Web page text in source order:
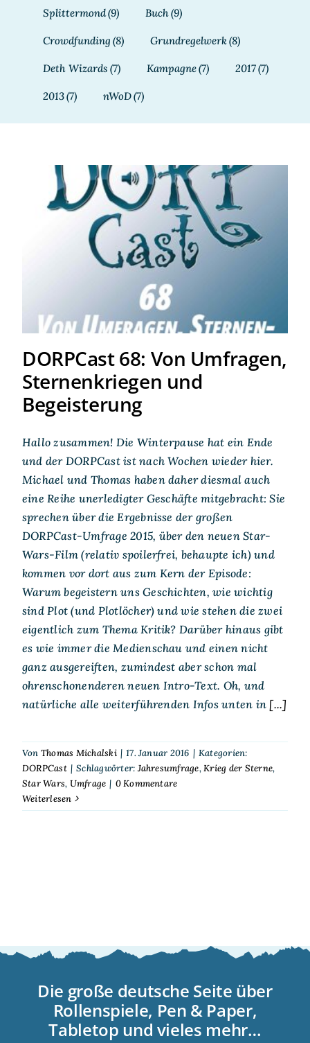
Splittermond(9) Buch(9)
Crowdfunding (8) Grundregelwerk(8)
Deth Wizards (7) Kampagne(7) 2017(7)
2013(7) nWoD(7)
DORPCast 68: Von
Umfragen, Sternenkriegen
und Begeisterung
DORPCast 68: Von Umfragen,
Sternenkriegen und
Begeisterung
Hallo zusammen! Die Winterpause hat ein Ende
und der DORPCast ist nach Wochen wieder hier.
Michael und Thomas haben daher diesmal auch
eine Reihe unerledigter Geschäfte mitgebracht: Sie
sprechen über die Ergebnisse der großen
DORPCast-Umfrage 2015, über den neuen Star-
Wars-Film (relativ spoilerfrei, behaupte ich) und
kommen vor dort aus zum Kern der Episode:
Warum begeistern uns Geschichten, wie wichtig
sind Plot (und Plotlöcher) und wie stehen die zwei
eigentlich zum Thema Kritik? Darüber hinaus gibt
es wie immer die Medienschau und einen nicht
ganz ausgereiften, zumindest aber schon mal
ohrenschonenderen neuen Intro-Text. Oh, und
natürliche alle weiterführenden Infos unten in [...]
Von Thomas Michalski | 17. Januar 2016 | Kategorien:
DORPCast | Schlagwörter: Jahresumfrage,Krieg der Sterne,
Star Wars, Umfrage | 0 Kommentare
Weiterlesen
Die große deutsche Seite über
Rollenspiele, Pen & Paper,
Tabletop und vieles mehr…